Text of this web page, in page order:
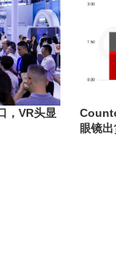
，VR头显
眼镜